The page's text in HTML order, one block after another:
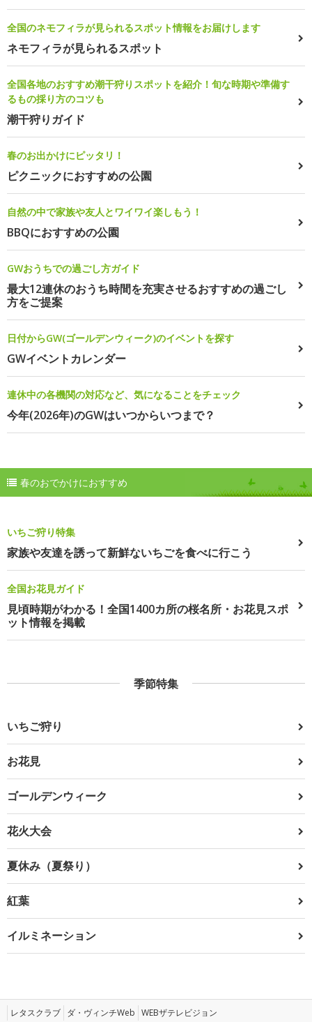
全国のネモフィラが見られるスポット情報をお届けします
ネモフィラが見られるスポット
全国各地のおすすめ潮干狩りスポットを紹介！旬な時期や準備す
るもの採り方のコツも
潮干狩りガイド
春のお出かけにピッタリ！
ピクニックにおすすめの公園
自然の中で家族や友人とワイワイ楽しもう！
BBQにおすすめの公園
GWおうちでの過ごし方ガイド
最大12連休のおうち時間を充実させるおすすめの過ごし
方をご提案
日付からGW(ゴールデンウィーク)のイベントを探す
GWイベントカレンダー
連休中の各機関の対応など、気になることをチェック
今年(2026年)のGWはいつからいつまで？
春のおでかけにおすすめ
いちご狩り特集
家族や友達を誘って新鮮ないちごを食べに行こう
全国お花見ガイド
見頃時期がわかる！全国1400カ所の桜名所・お花見スポ
ット情報を掲載
季節特集
いちご狩り
お花見
ゴールデンウィーク
花火大会
夏休み（夏祭り）
紅葉
イルミネーション
レタスクラブ ダ・ヴィンチWeb WEBザテレビジョン